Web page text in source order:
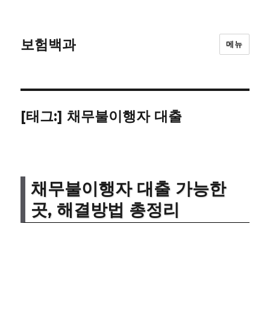
보험백과 메뉴
[태그:]채무불이행자 대출
채무불이행자 대출 가능한
곳, 해결방법 총정리